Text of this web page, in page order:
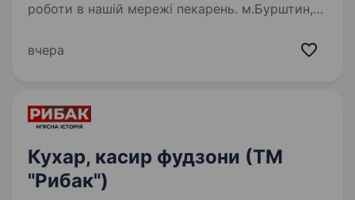
роботи в нашій мережі пекарень. м.Бурштин,
Випікання хліба, булочок, слойок та інших
вчера
Кухар, касир фудзони (ТМ
"Рибак")